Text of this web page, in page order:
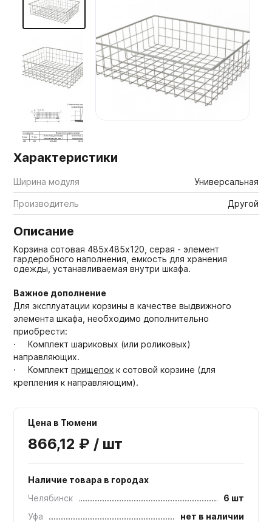
Мебельные образцы, каталоги
Характеристики
Ширина модуля Универсальная
Производитель Другой
Описание
Корзина сотовая 485х485х120, серая - элемент
гардеробного наполнения, емкость для хранения
одежды, устанавливаемая внутри шкафа.
Важное дополнение
Для эксплуатации корзины в качестве выдвижного
элемента шкафа, необходимо дополнительно
приобрести:
· Комплект шариковых (или роликовых)
направляющих.
· Комплектприщепок к сотовой корзине (для
крепления к направляющим).
Цена в Тюмени
866,12 ₽ / шт
Наличие товара в городах
Челябинск
6 шт
Уфа
нет в наличии